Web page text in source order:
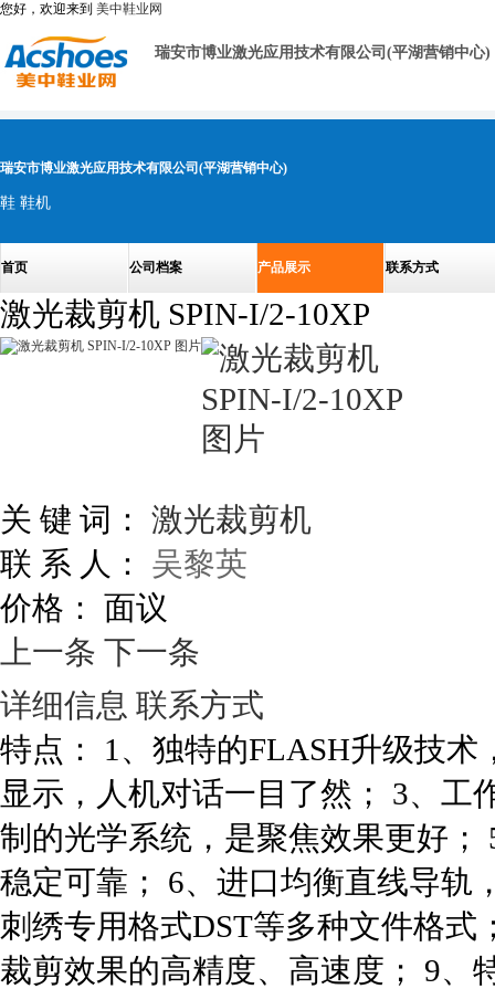
您好，欢迎来到 美中鞋业网
瑞安市博业激光应用技术有限公司(平湖营销中心)
瑞安市博业激光应用技术有限公司(平湖营销中心)
鞋 鞋机
首页 公司档案 产品展示 联系方式
激光裁剪机 SPIN-I/2-10XP
关 键 词： 激光裁剪机
联 系 人：
吴黎英
价格： 面议
上一条 下一条
详细信息 联系方式
特点： 1、独特的FLASH升级技
显示，人机对话一目了然； 3、工
制的光学系统，是聚焦效果更好
稳定可靠； 6、进口均衡直线导轨
刺绣专用格式DST等多种文件格
裁剪效果的高精度、高速度； 9、